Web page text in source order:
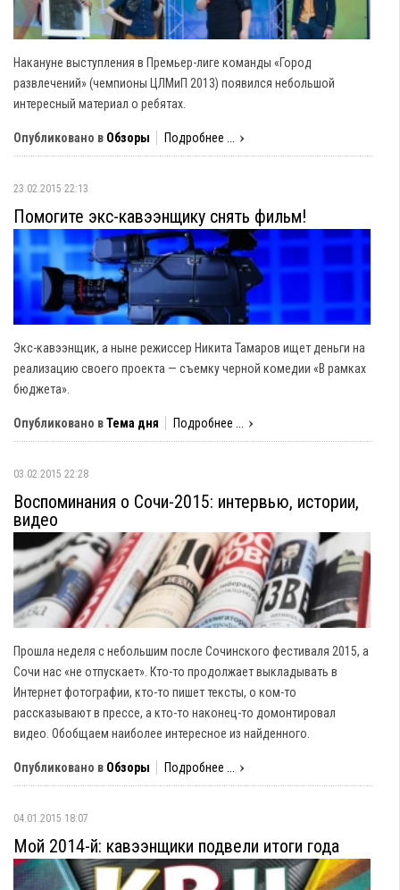
Накануне выступления в Премьер-лиге команды «Город
развлечений» (чемпионы ЦЛМиП 2013) появился небольшой
интересный материал о ребятах.
Опубликовано в Обзоры Подробнее ...
23.02.2015 22:13
Помогите экс-кавээнщику снять фильм!
Экс-кавээнщик, а ныне режиссер Никита Тамаров ищет деньги на
реализацию своего проекта — съемку черной комедии «В рамках
бюджета».
Опубликовано вТема дня Подробнее ...
03.02.2015 22:28
Воспоминания о Сочи-2015: интервью, истории,
видео
Прошла неделя с небольшим после Сочинского фестиваля 2015, а
Сочи нас «не отпускает». Кто-то продолжает выкладывать в
Интернет фотографии, кто-то пишет тексты, о ком-то
рассказывают в прессе, а кто-то наконец-то домонтировал
видео. Обобщаем наиболее интересное из найденного.
Опубликовано в Обзоры Подробнее ...
04.01.2015 18:07
Мой 2014-й: кавээнщики подвели итоги года